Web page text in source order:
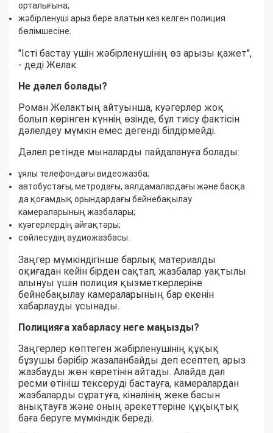
орталығына;
жәбірленуші арыз бере алатын кез келген полиция
бөлімшесіне.
"Істі бастау үшін жәбірленушінің өз арызы қажет",
- деді Желак.
Не дәлел болады?
Роман Желактың айтуынша, куәгерлер жоқ
болып көрінген күннің өзінде, бұл тиісу фактісін
дәлелдеу мүмкін емес дегенді білдірмейді.
Дәлел ретінде мыналарды пайдалануға болады:
ұялы телефондағы видеожазба;
автобустағы, метродағы, аялдамалардағы және басқа
да қоғамдық орындардағы бейнебақылау
камераларының жазбалары;
куәгерлердің айғақтары;
сөйлесудің аудиожазбасы.
Заңгер мүмкіндігінше барлық материалды
оқиғадан кейін бірден сақтап, жазбалар уақтылы
алынуы үшін полиция қызметкерлеріне
бейнебақылау камераларының бар екенін
хабарлауды ұсынады.
Полицияға хабарласу неге маңызды?
Заңгерлер көптеген жәбірленушінің құқық
бұзушы бәрібір жазаланбайды деп есептеп, арыз
жазбауды жөн көретінін айтады. Алайда дәл
ресми өтініш тексеруді бастауға, камералардан
жазбаларды сұратуға, кінәлінің жеке басын
анықтауға және оның әрекеттеріне құқықтық
баға беруге мүмкіндік береді.